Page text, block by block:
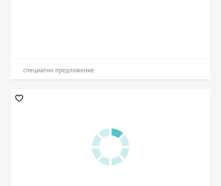
специално предложение